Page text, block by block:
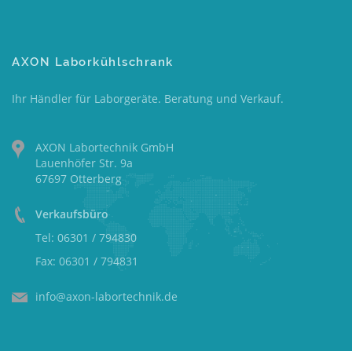
AXON Laborkühlschrank
Ihr Händler für Laborgeräte. Beratung und Verkauf.
AXON Labortechnik GmbH
Lauenhöfer Str. 9a
67697 Otterberg
Verkaufsbüro
Tel: 06301 / 794830
Fax: 06301 / 794831
info@axon-labortechnik.de